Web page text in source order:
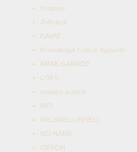
Iroquois
Johnbull
KAVAT
Knowledge Cotton Apparel
KRAK GARAGE
LOFS
maison scotch
MEI
MICHAEL LINNELL
NO NAME
OFFON